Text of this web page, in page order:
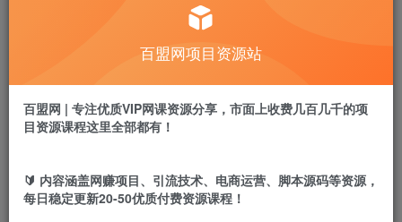
此内容为付费阅读，请付费后查看
9.9
黄金会员免费 超级会员 免费
立即购买
百盟网项目资源站
百盟网 | 专注优质VIP网课资源分享，市面上收费几百几千的项
目资源课程这里全部都有！
🔰 内容涵盖网赚项目、引流技术、电商运营、脚本源码等资源，
每日稳定更新20-50优质付费资源课程！